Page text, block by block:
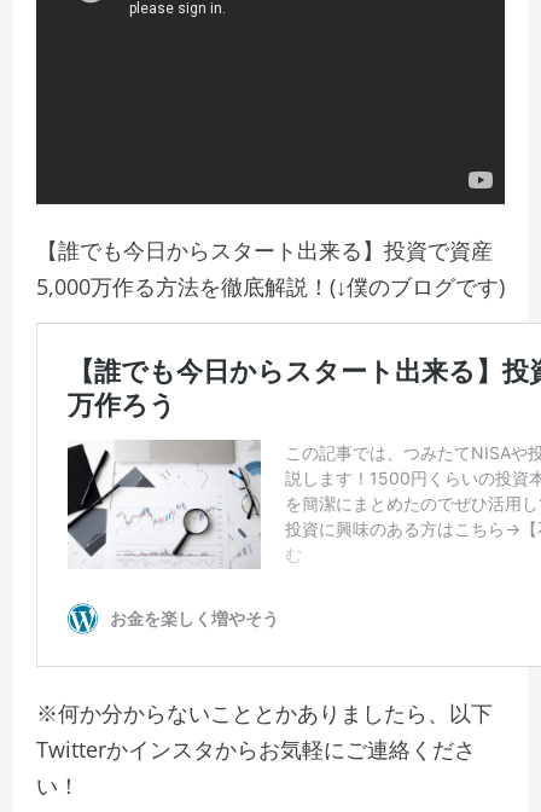
【誰でも今日からスタート出来る】投資で資産
5,000万作る方法を徹底解説！(↓僕のブログです)
※何か分からないこととかありましたら、以下
Twitterかインスタからお気軽にご連絡くださ
い！